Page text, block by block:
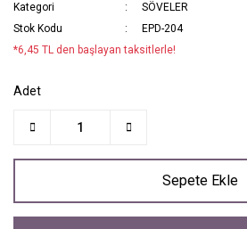
Kategori
SÖVELER
Stok Kodu
EPD-204
*6,45 TL den başlayan taksitlerle!
Adet
Sepete Ekle